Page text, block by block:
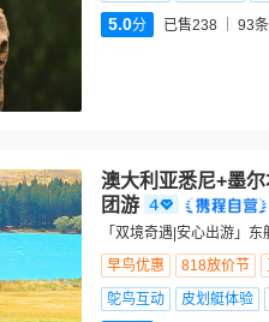
5.0分 已售238 93
澳大利亚悉尼+墨
团游
「双境奇遇|安心出游」
早鸟优惠
818放价节
鸵鸟互动
皮划艇体验